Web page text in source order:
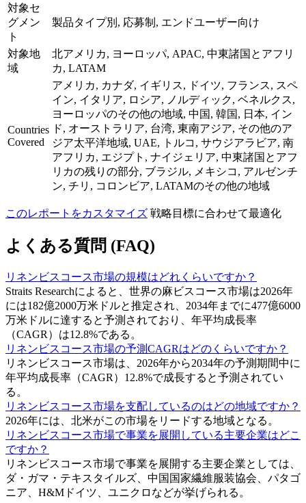
対象セ
グメン
ト
製品タイプ別, 応募制, エンドユーザー向け
対象地
域
北アメリカ, ヨーロッパ, APAC, 中東諸国とアフリ
カ, LATAM
Countries
Covered
アメリカ, カナダ, イギリス, ドイツ, フランス, スペ
イン, イタリア, ロシア, ノルディック, ベネルクス,
ヨーロッパのその他の地域, 中国, 韓国, 日本, イン
ド, オーストラリア, 台湾, 東南アジア, その他のア
ジア太平洋地域, UAE, トルコ, サウジアラビア, 南
アフリカ, エジプト, ナイジェリア, 中東諸国とアフ
リカの残りの部分, ブラジル, メキシコ, アルゼンチ
ン, チリ, コロンビア, LATAMのその他の地域
このレポートをカスタマイズ 戦略目標に合わせて最適化
よくある質問 (FAQ)
リネンビスコース市場の規模はどれくらいですか？
Straits Researchによると、世界の麻ビスコース市場は2026年
には182億2000万米ドルと推定され、2034年までに477億6000
万米ドルに達すると予測されており、年平均成長率
（CAGR）は12.8%である。
リネンビスコース市場の予測CAGRはどのくらいですか？
リネンビスコース市場は、2026年から2034年の予測期間中に
年平均成長率（CAGR）12.8%で成長すると予測されてい
る。
リネンビスコース市場を支配しているのはどの地域ですか？
2026年には、北米がこの市場をリードする地域となる。
リネンビスコース市場で事業を展開している主要企業はどこ
ですか？
リネンビスコース市場で事業を展開する主要企業としては、
ダ・ガマ・テキスタイルズ、中国国家繊維服装協会、パタゴ
ニア、H&Mドイツ、ユニクロなどが挙げられる。